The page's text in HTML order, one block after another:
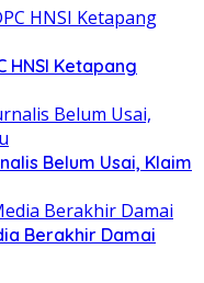
HNSI Ketapang
Belum Usai, Klaim
Berakhir Damai